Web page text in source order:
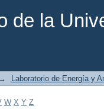
de la
→ Laboratorio de Energía y
W X Y Z